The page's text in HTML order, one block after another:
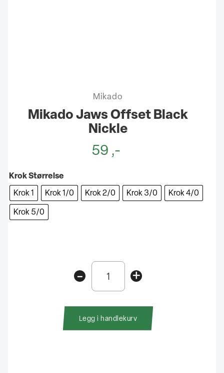
Mikado
Mikado Jaws Offset Black
Nickle
59 ,-
Krok Størrelse
Krok 1 Krok 1/0 Krok 2/0 Krok 3/0
Krok 4/0
Krok 5/0
+
Mikado
Jaws
Offset
Nickle
-
Legg i handlekurv